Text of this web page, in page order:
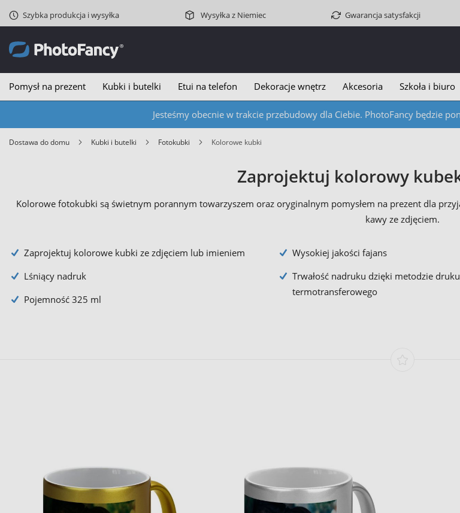
Szybka produkcja i wysyłka Wysyłka z Niemiec Gwarancja satysfakcji
Pomysł na prezent Kubki i butelki Etui na telefon Dekoracje wnętrz Akcesoria Szkoła i biuro
Jesteśmy obecnie w trakcie przebudowy dla Ciebie. PhotoFancy będzie
Dostawa do domu Kubki i butelki Fotokubki Kolorowe kubki
Zaprojektuj kolorowy
Kolorowe fotokubki są świetnym porannym towarzyszem oraz oryginalnym pomysłem na prezent dla
kawy ze zdjęciem.
Zaprojektuj kolorowe kubki ze zdjęciem lub imieniem
Lśniący nadruk
Pojemność 325 ml
Wysokiej jakości fajans
Trwałość nadruku dzięki metodzie druku
termotransferowego